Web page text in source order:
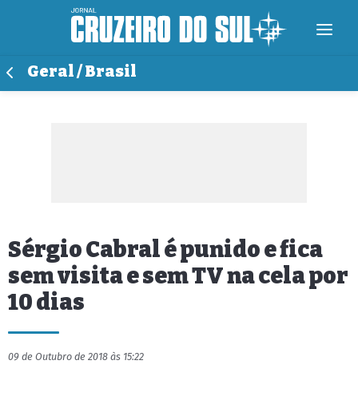
Geral / Brasil
Sérgio Cabral é punido e fica
sem visita e sem TV na cela por
10 dias
09 de Outubro de 2018 às 15:22